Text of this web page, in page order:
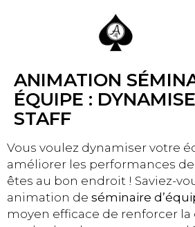
ANIMATION
ÉQUIPE :
STAFF
Vous voulez dynamiser votre
améliorer les performances de
êtes au bon endroit ! Saviez-
animation de séminaire
moyen efficace de renforcer la